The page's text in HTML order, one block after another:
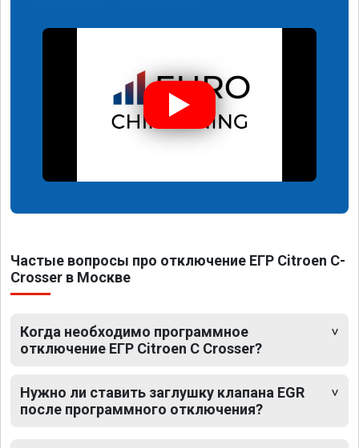
Частые вопросы про отключение ЕГР Citroen C-
Crosser в Москве
Когда необходимо программное
отключение ЕГР Citroen C Crosser?
Нужно ли ставить заглушку клапана EGR
после программного отключения?